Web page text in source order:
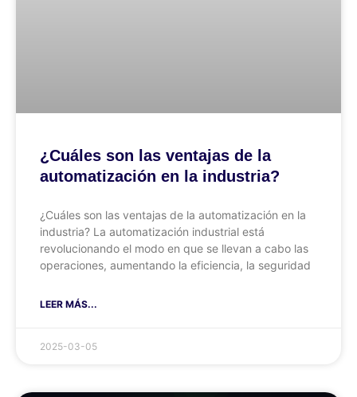
¿Cuáles son las ventajas de la
automatización en la industria?
¿Cuáles son las ventajas de la automatización en la
industria? La automatización industrial está
revolucionando el modo en que se llevan a cabo las
operaciones, aumentando la eficiencia, la seguridad
LEER MÁS...
2025-03-05